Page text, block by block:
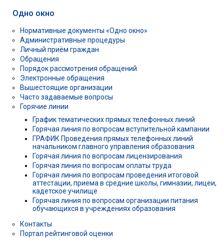
Одно окно
Нормативные документы «Одно окно»
Административные процедуры
Личный приём граждан
Обращения
Порядок рассмотрения обращений
Электронные обращения
Вышестоящие организации
Часто задаваемые вопросы
Горячие линии
График тематических прямых телефонных линий
Горячая линия по вопросам вступительной кампании
ГРАФИК Проведения прямых телефонных линий
начальником главного управления образования
Горячая линия по вопросам лицензирования
Горячая линия по вопросам оплаты труда
Горячая линия по вопросам проведения итоговой
аттестации, приема в средние школы, гимназии, лицеи,
кадетское училище
Горячая линия по вопросам организации питания
обучающихся в учреждениях образования
Контакты
Портал рейтинговой оценки